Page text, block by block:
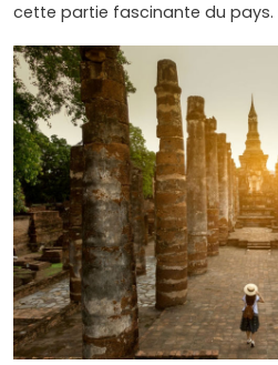
cette partie fascinante du pays.